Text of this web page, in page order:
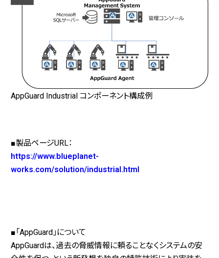
AppGuard Industrial コンポーネント構成例
■製品ページURL：
https://www.blueplanet-
works.com/solution/industrial.html
■「AppGuard」について
AppGuardは、過去の脅威情報に頼ることなくシステムの安